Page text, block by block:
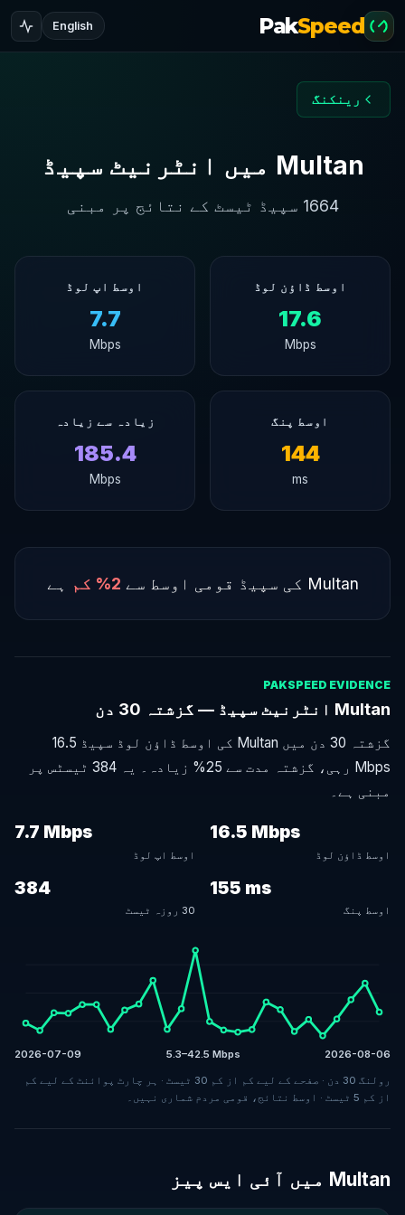
PakSpeed
English
رینکنگ
Multan میں انٹرنیٹ سپیڈ
1664 سپیڈ ٹیسٹ کے نتائج پر مبنی
اوسط ڈاؤن لوڈ
17.6
Mbps
اوسط اپ لوڈ
7.7
Mbps
اوسط پنگ
144
ms
زیادہ سے زیادہ
185.4
Mbps
Multan کی سپیڈ قومی اوسط سے 2% کم ہے
PAKSPEED EVIDENCE
Multan انٹرنیٹ سپیڈ — گزشتہ 30 دن
گزشتہ 30 دن میں Multan کی اوسط ڈاؤن لوڈ سپیڈ 16.5
Mbps رہی، گزشتہ مدت سے 25% زیادہ۔ یہ 384 ٹیسٹس پر
مبنی ہے۔
16.5 Mbps
اوسط ڈاؤن لوڈ
7.7 Mbps
اوسط اپ لوڈ
155 ms
اوسط پنگ
384
30 روزہ ٹیسٹ
2026-07-09 5.3–42.5 Mbps 2026-08-06
رولنگ 30 دن · صفحے کے لیے کم از کم 30 ٹیسٹ · ہر چارٹ پوائنٹ کے لیے کم
از کم 5 ٹیسٹ · اوسط نتائج، قومی مردم شماری نہیں۔
Multan میں آئی ایس پیز